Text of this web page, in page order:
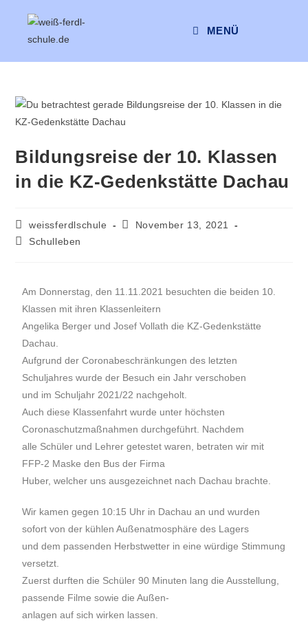
MENÜ
Bildungsreise der 10. Klassen
in die KZ-Gedenkstätte Dachau
weissferdlschule
November 13, 2021
Schulleben
Am Donnerstag, den 11.11.2021 besuchten die beiden 10.
Klassen mit ihren Klassenleitern
Angelika Berger und Josef Vollath die KZ-Gedenkstätte
Dachau.
Aufgrund der Coronabeschränkungen des letzten
Schuljahres wurde der Besuch ein Jahr verschoben
und im Schuljahr 2021/22 nachgeholt.
Auch diese Klassenfahrt wurde unter höchsten
Coronaschutzmaßnahmen durchgeführt. Nachdem
alle Schüler und Lehrer getestet waren, betraten wir mit
FFP-2 Maske den Bus der Firma
Huber, welcher uns ausgezeichnet nach Dachau brachte.
Wir kamen gegen 10:15 Uhr in Dachau an und wurden
sofort von der kühlen Außenatmosphäre des Lagers
und dem passenden Herbstwetter in eine würdige Stimmung
versetzt.
Zuerst durften die Schüler 90 Minuten lang die Ausstellung,
passende Filme sowie die Außen-
anlagen auf sich wirken lassen.